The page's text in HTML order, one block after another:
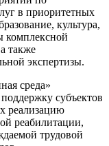
в приоритетных
культура,
комплексной
также
экспертизы.
среда»
субъектов
реализацию
реабилитации,
трудовой